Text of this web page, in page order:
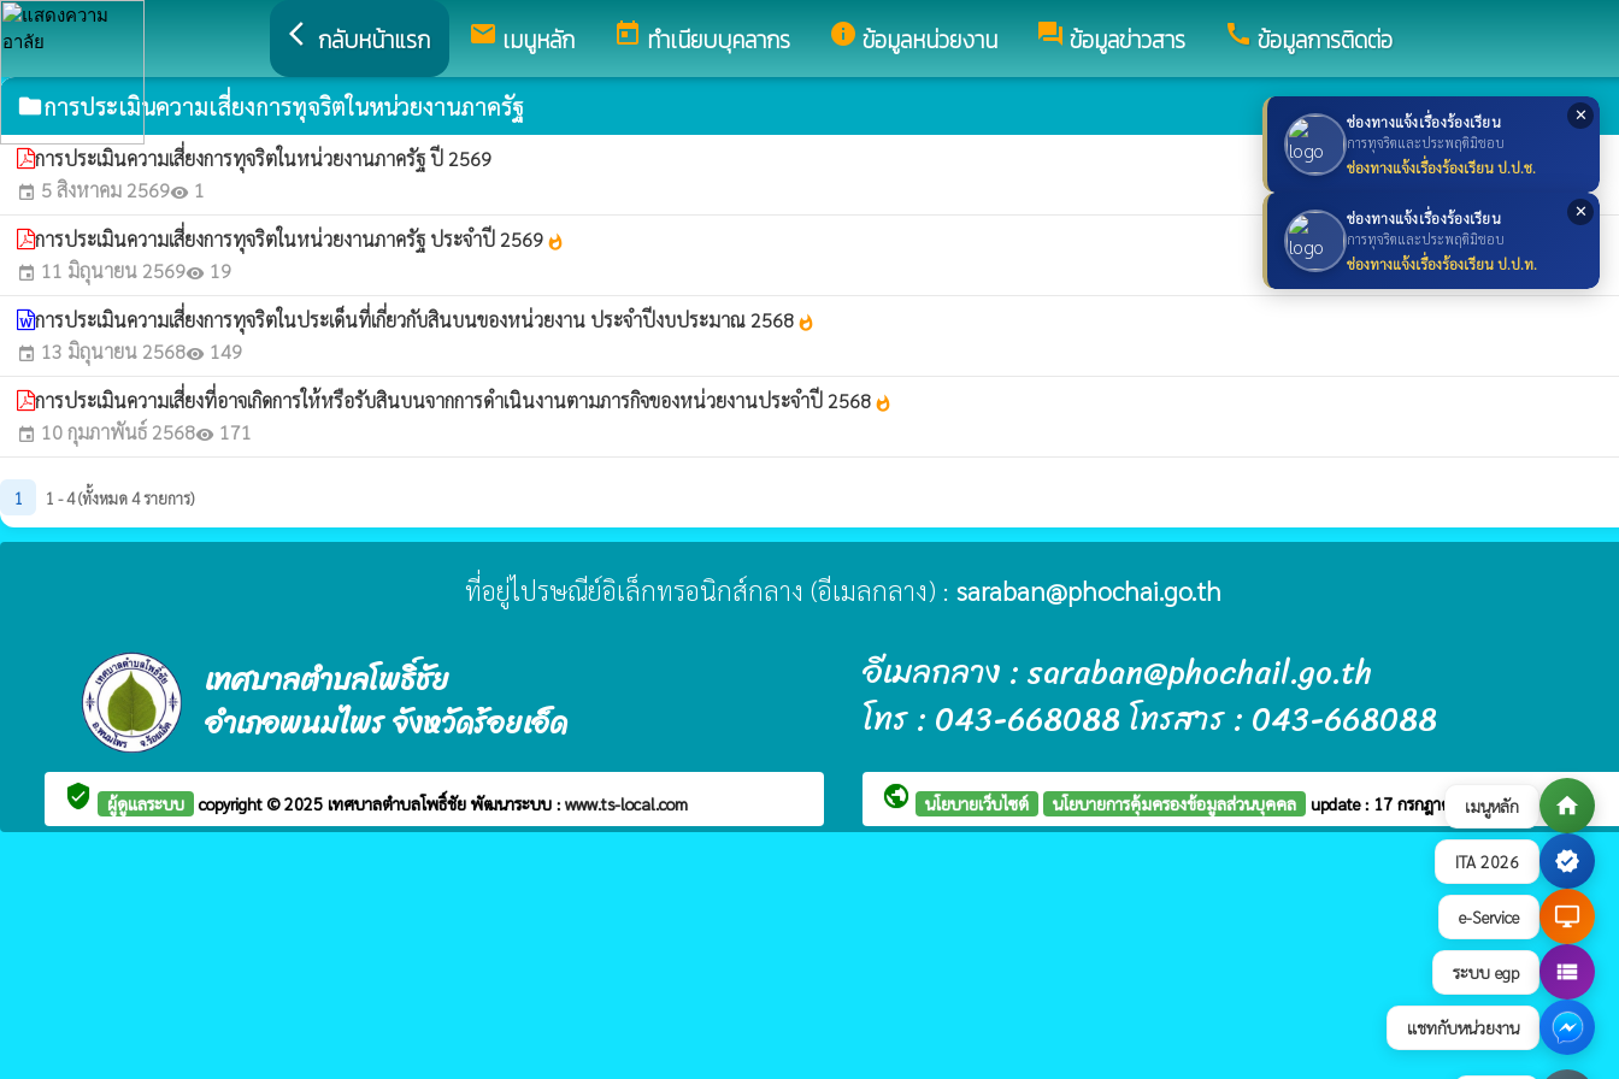
เมนูหลัก home
ITA 2026 verified
e-Service desktop_windows
ระบบ egp view_list
แชทกับหน่วยงาน
✕
ช่องทางแจ้งเรื่องร้องเรียน
การทุจริตและประพฤติมิชอบ
ช่องทางแจ้งเรื่องร้องเรียน ป.ป.ช.
✕
ช่องทางแจ้งเรื่องร้องเรียน
การทุจริตและประพฤติมิชอบ
ช่องทางแจ้งเรื่องร้องเรียน ป.ป.ท.
arrow_back_ios กลับหน้าแรก mail เมนูหลัก today ทำเนียบบุคลากร info ข้อมูลหน่วยงาน forum ข้อมูลข่าวสาร call ข้อมูลการติดต่อ
folderการประเมินความเสี่ยงการทุจริตในหน่วยงานภาครัฐ
การประเมินความเสี่ยงการทุจริตในหน่วยงานภาครัฐ ปี 2569
event 5 สิงหาคม 2569visibility 1
การประเมินความเสี่ยงการทุจริตในหน่วยงานภาครัฐ ประจำปี 2569 whatshot
event 11 มิถุนายน 2569visibility 19
การประเมินความเสี่ยงการทุจริตในประเด็นที่เกี่ยวกับสินบนของหน่วยงาน ประจำปีงบประมาณ 2568 whatshot
event 13 มิถุนายน 2568visibility 149
การประเมินความเสี่ยงที่อาจเกิดการให้หรือรับสินบนจากการดำเนินงานตามภารกิจของหน่วยงานประจำปี 2568 whatshot
event 10 กุมภาพันธ์ 2568visibility 171
1 1 - 4 (ทั้งหมด 4 รายการ)
ที่อยู่ไปรษณีย์อิเล็กทรอนิกส์กลาง (อีเมลกลาง) : saraban@phochai.go.th
เทศบาลตำบลโพธิ์ชัย
อำเภอพนมไพร จังหวัดร้อยเอ็ด
อีเมลกลาง : saraban@phochail.go.th
โทร : 043-668088 โทรสาร : 043-668088
verified_user ผู้ดูแลระบบ copyright © 2025 เทศบาลตำบลโพธิ์ชัย พัฒนาระบบ : www.ts-local.com public นโยบายเว็บไซต์ นโยบายการคุ้มครองข้อมูลส่วนบุคคล update : 17 กรกฎาคม 2569